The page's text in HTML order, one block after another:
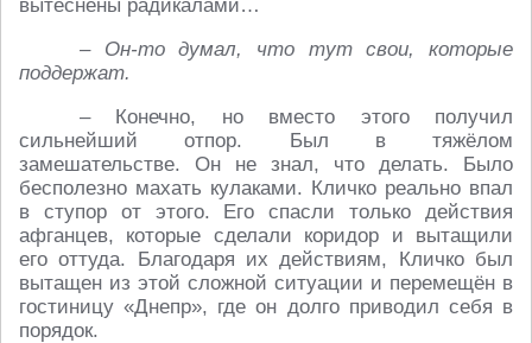
вытеснены радикалами…
– Он-то думал, что тут свои, которые
поддержат.
– Конечно, но вместо этого получил
сильнейший отпор. Был в тяжёлом
замешательстве. Он не знал, что делать. Было
бесполезно махать кулаками. Кличко реально впал
в ступор от этого. Его спасли только действия
афганцев, которые сделали коридор и вытащили
его оттуда. Благодаря их действиям, Кличко был
вытащен из этой сложной ситуации и перемещён в
гостиницу «Днепр», где он долго приводил себя в
порядок.